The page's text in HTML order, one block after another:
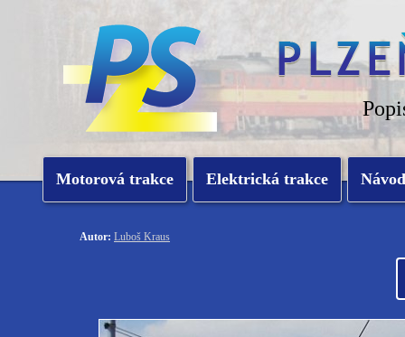
Motorová trakce Elektrická trakce
Autor: Luboš Kraus